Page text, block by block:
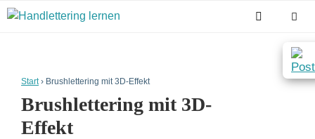
Zum
Start› Brushlettering mit 3D-Effekt
Brushlettering mit 3D-
Effekt